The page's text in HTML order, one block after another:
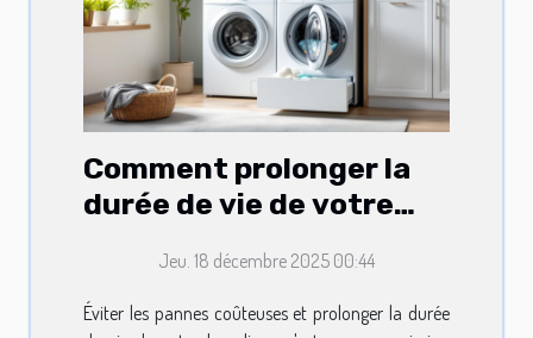
Comment prolonger la
durée de vie de votre
Jeu. 18 décembre 2025 00:44
Éviter les pannes coûteuses et prolonger la durée